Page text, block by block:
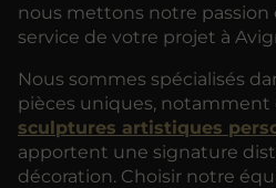
nous mettons notre passion
service de votre projet à
Nous sommes spécialisés
pièces uniques, notamment
sculptures artistiques
apportent une signature
décoration. Choisir notre